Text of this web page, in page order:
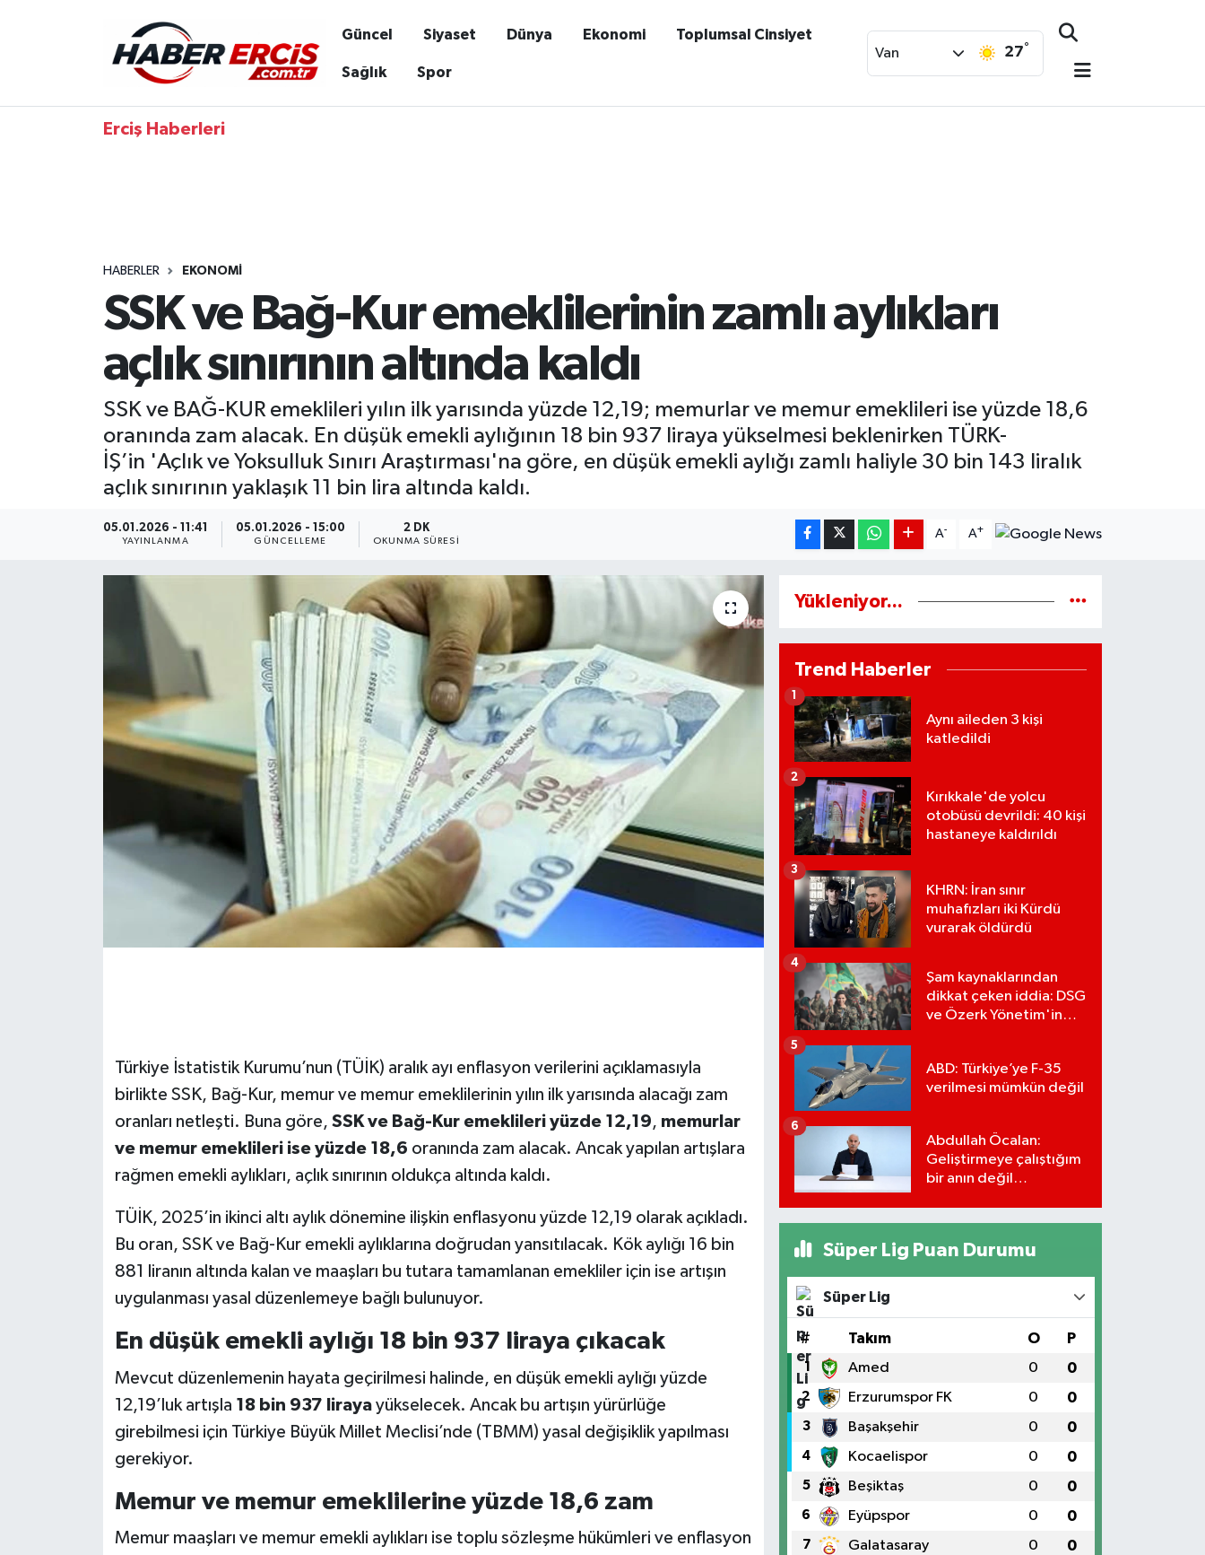
Güncel Siyaset Dünya Ekonomi Toplumsal Cinsiyet
Sağlık Spor
Van 27°
Erciş Haberleri
HABERLER EKONOMI
SSK ve Bağ-Kur emeklilerinin zamlı aylıkları
açlık sınırının altında kaldı
SSK ve BAĞ-KUR emeklileri yılın ilk yarısında yüzde 12,19; memurlar ve memur emeklileri ise yüzde 18,6
oranında zam alacak. En düşük emekli aylığının 18 bin 937 liraya yükselmesi beklenirken TÜRK-
İŞ’in 'Açlık ve Yoksulluk Sınırı Araştırması'na göre, en düşük emekli aylığı zamlı haliyle 30 bin 143 liralık
açlık sınırının yaklaşık 11 bin lira altında kaldı.
05.01.2026 - 11:41
YAYINLANMA
05.01.2026 - 15:00
GÜNCELLEME
2 DK
OKUNMA SÜRESI
A- A+
Türkiye İstatistik Kurumu’nun (TÜİK) aralık ayı enflasyon verilerini açıklamasıyla
birlikte SSK, Bağ-Kur, memur ve memur emeklilerinin yılın ilk yarısında alacağı zam
oranları netleşti. Buna göre, SSK ve Bağ-Kur emeklileri yüzde 12,19, memurlar
ve memur emeklileri ise yüzde 18,6 oranında zam alacak. Ancak yapılan artışlara
rağmen emekli aylıkları, açlık sınırının oldukça altında kaldı.
TÜİK, 2025’in ikinci altı aylık dönemine ilişkin enflasyonu yüzde 12,19 olarak açıkladı.
Bu oran, SSK ve Bağ-Kur emekli aylıklarına doğrudan yansıtılacak. Kök aylığı 16 bin
881 liranın altında kalan ve maaşları bu tutara tamamlanan emekliler için ise artışın
uygulanması yasal düzenlemeye bağlı bulunuyor.
En düşük emekli aylığı 18 bin 937 liraya çıkacak
Mevcut düzenlemenin hayata geçirilmesi halinde, en düşük emekli aylığı yüzde
12,19’luk artışla 18 bin 937 lirayayükselecek. Ancak bu artışın yürürlüğe
girebilmesi için Türkiye Büyük Millet Meclisi’nde (TBMM) yasal değişiklik yapılması
gerekiyor.
Memur ve memur emeklilerine yüzde 18,6 zam
Memur maaşları ve memur emekli aylıkları ise toplu sözleşme hükümleri ve enflasyon
Yükleniyor...
Trend Haberler
Aynı aileden 3 kişi
katledildi
1
Kırıkkale'de yolcu
otobüsü devrildi: 40 kişi
hastaneye kaldırıldı
2
KHRN: İran sınır
muhafızları iki Kürdü
vurarak öldürdü
3
Şam kaynaklarından
dikkat çeken iddia: DSG
ve Özerk Yönetim'in
4
ABD: Türkiye’ye F-35
verilmesi mümkün değil
5
Abdullah Öcalan:
Geliştirmeye çalıştığım
bir anın değil
6
Süper Lig Puan Durumu
Süper Lig
# Takım O P
1 Amed 0 0
2 Erzurumspor FK 0 0
3 Başakşehir 0 0
4 Kocaelispor 0 0
5 Beşiktaş 0 0
6 Eyüpspor 0 0
7 Galatasaray 0 0